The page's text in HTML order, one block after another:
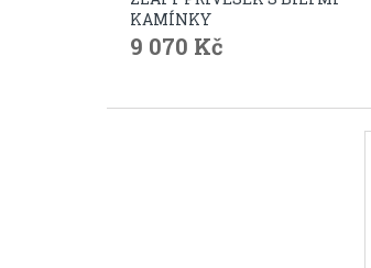
KAMÍNKY
9 070 Kč